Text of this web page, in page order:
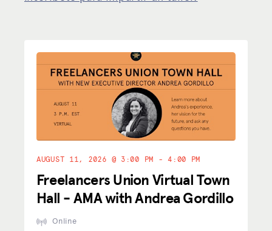
Freelancers Union Virtual Town
Hall - AMA with Andrea Gordillo
AUGUST 11, 2026 @ 3:00 PM - 4:00 PM
Online